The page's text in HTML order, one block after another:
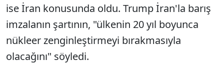
ise İran konusunda oldu. Trump İran'la barış
imzalanın şartının, "ülkenin 20 yıl boyunca
nükleer zenginleştirmeyi bırakmasıyla
olacağını" söyledi.